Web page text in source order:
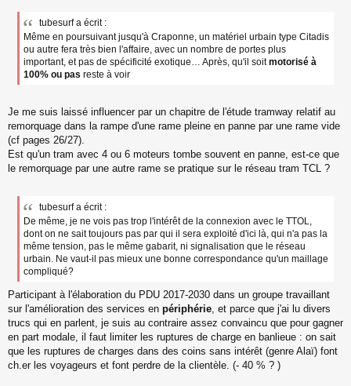
tubesurf a écrit :
Même en poursuivant jusqu'à Craponne, un matériel urbain type Citadis
ou autre fera très bien l'affaire, avec un nombre de portes plus
important, et pas de spécificité exotique… Après, qu'il soitmotorisé à
100% ou pas reste à voir
Je me suis laissé influencer par un chapitre de l'étude tramway relatif au
remorquage dans la rampe d'une rame pleine en panne par une rame vide
(cf pages 26/27).
Est qu'un tram avec 4 ou 6 moteurs tombe souvent en panne, est-ce que
le remorquage par une autre rame se pratique sur le réseau tram TCL ?
tubesurf a écrit :
De même, je ne vois pas trop l'intérêt de la connexion avec le TTOL,
dont on ne sait toujours pas par qui il sera exploité d'ici là, qui n'a pas la
même tension, pas le même gabarit, ni signalisation que le réseau
urbain. Ne vaut-il pas mieux une bonne correspondance qu'un maillage
compliqué?
Participant à l'élaboration du PDU 2017-2030 dans un groupe travaillant
sur l'amélioration des services en périphérie , et parce que j'ai lu divers
trucs qui en parlent, je suis au contraire assez convaincu que pour gagner
en part modale, il faut limiter les ruptures de charge en banlieue : on sait
que les ruptures de charges dans des coins sans intérêt (genre Alaï) font
ch.er les voyageurs et font perdre de la clientèle. (- 40 % ? )